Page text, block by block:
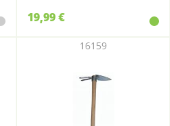
19,99 €
16159